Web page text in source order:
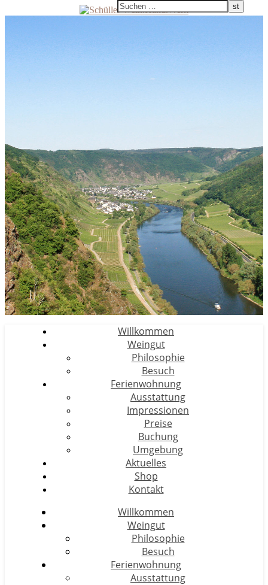
Willkommen
Weingut
Philosophie
Besuch
Ferienwohnung
Ausstattung
Impressionen
Preise
Buchung
Umgebung
Aktuelles
Shop
Kontakt
Willkommen
Weingut
Philosophie
Besuch
Ferienwohnung
Ausstattung